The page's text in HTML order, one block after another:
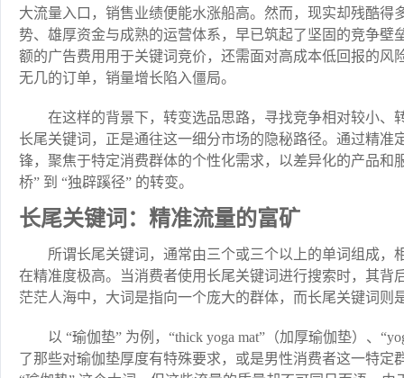
大流量入口，销售业绩便能水涨船高。然而，现实却残酷
势、雄厚资金与成熟的运营体系，早已筑起了坚固的竞争
额的广告费用用于关键词竞价，还需面对高成本低回报的
无几的订单，销量增长陷入僵局。
在这样的背景下，转变选品思路，寻找竞争相对较小
长尾关键词，正是通往这一细分市场的隐秘路径。通过精
锋，聚焦于特定消费群体的个性化需求，以差异化的产品
桥” 到 “独辟蹊径” 的转变。
长尾关键词：精准流量的富矿
所谓长尾关键词，通常由三个或三个以上的单词组成
在精准度极高。当消费者使用长尾关键词进行搜索时，其
茫茫人海中，大词是指向一个庞大的群体，而长尾关键词则
以 “瑜伽垫” 为例，“thick yoga mat”（加厚瑜伽垫）、
了那些对瑜伽垫厚度有特殊要求，或是男性消费者这一特